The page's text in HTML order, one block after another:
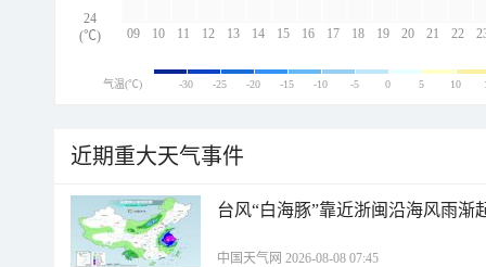
09 10 11 12 13 14 15 16 17 18 19 20 21 22
24
(℃)
气温(℃) -30 -25 -20 -15 -10 -5 0 5 10
近期重大天气事件
台风“白海豚”靠近浙闽沿海风雨渐
中国天气网 2026-08-08 07:45